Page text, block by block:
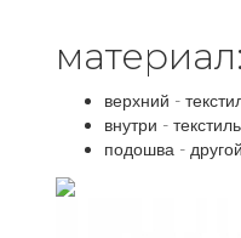
материал:
верхний -
внутри -
подошва - другой